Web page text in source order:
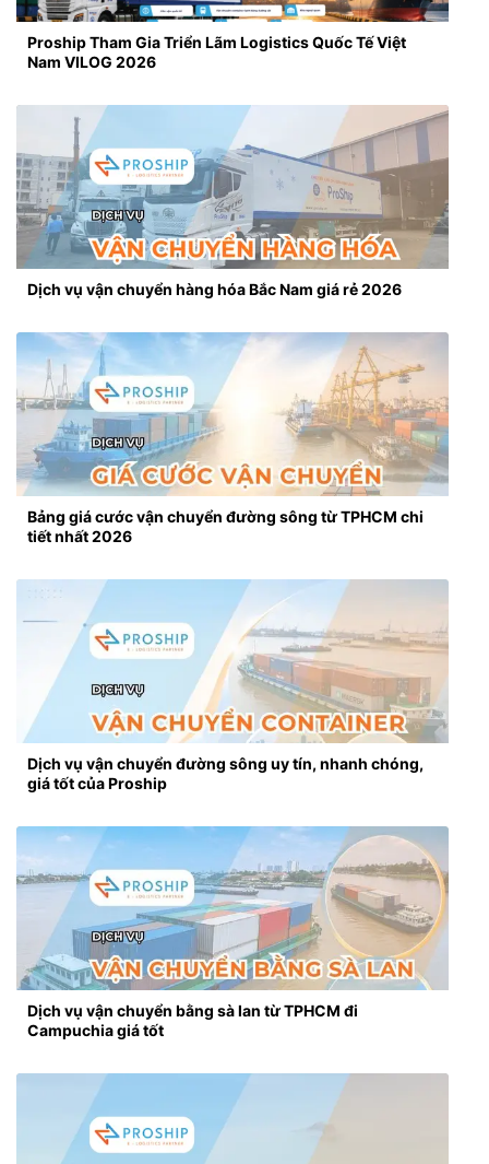
Proship Tham Gia Triển Lãm Logistics Quốc Tế Việt
Nam VILOG 2026
Dịch vụ vận chuyển hàng hóa Bắc Nam giá rẻ 2026
Bảng giá cước vận chuyển đường sông từ TPHCM chi
tiết nhất 2026
Dịch vụ vận chuyển đường sông uy tín, nhanh chóng,
giá tốt của Proship
Dịch vụ vận chuyển bằng sà lan từ TPHCM đi
Campuchia giá tốt